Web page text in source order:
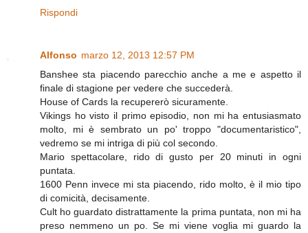
Rispondi
Alfonso marzo 12, 2013 12:57 PM
Banshee sta piacendo parecchio anche a me e aspetto il
finale di stagione per vedere che succederà.
House of Cards la recupererò sicuramente.
Vikings ho visto il primo episodio, non mi ha entusiasmato
molto, mi è sembrato un po' troppo "documentaristico",
vedremo se mi intriga di più col secondo.
Mario spettacolare, rido di gusto per 20 minuti in ogni
puntata.
1600 Penn invece mi sta piacendo, rido molto, è il mio tipo
di comicità, decisamente.
Cult ho guardato distrattamente la prima puntata, non mi ha
preso nemmeno un po. Se mi viene voglia mi guardo la